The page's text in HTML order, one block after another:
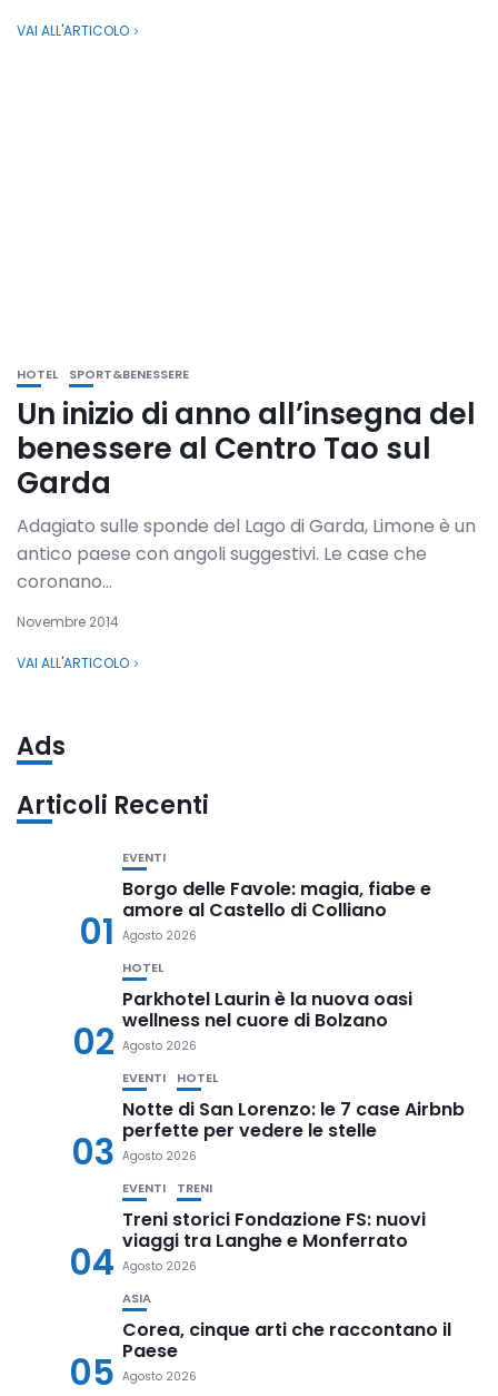
VAI ALL'ARTICOLO
HOTEL SPORT&BENESSERE
Un inizio di anno all’insegna del
benessere al Centro Tao sul
Garda
Adagiato sulle sponde del Lago di Garda, Limone è un
antico paese con angoli suggestivi. Le case che
coronano...
Novembre 2014
VAI ALL'ARTICOLO
Ads
Articoli Recenti
01
EVENTI
Borgo delle Favole: magia, fiabe e
amore al Castello di Colliano
Agosto 2026
02
HOTEL
Parkhotel Laurin è la nuova oasi
wellness nel cuore di Bolzano
Agosto 2026
03
EVENTI HOTEL
Notte di San Lorenzo: le 7 case Airbnb
perfette per vedere le stelle
Agosto 2026
04
EVENTI TRENI
Treni storici Fondazione FS: nuovi
viaggi tra Langhe e Monferrato
Agosto 2026
05
ASIA
Corea, cinque arti che raccontano il
Paese
Agosto 2026